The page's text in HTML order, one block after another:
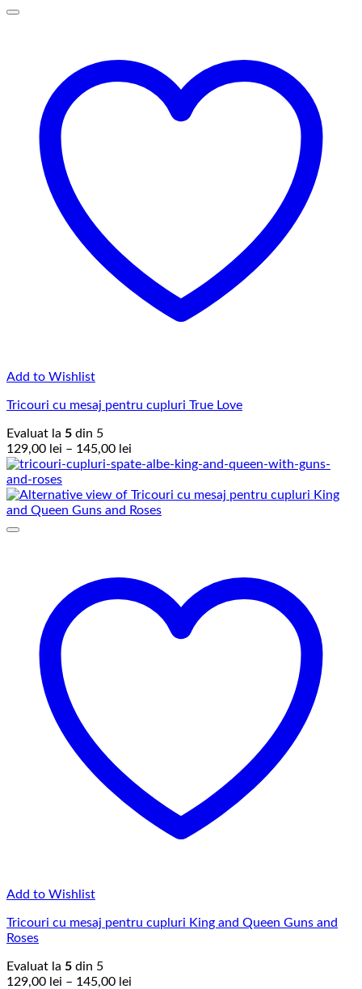
Add to Wishlist
Tricouri cu mesaj pentru cupluri True Love
Evaluat la 5 din 5
129,00 lei – 145,00 lei
de
129,00 lei
până
Add to Wishlist
Tricouri cu mesaj pentru cupluri King and Queen Guns and
Roses
Evaluat la 5 din 5
129,00 lei – 145,00 lei